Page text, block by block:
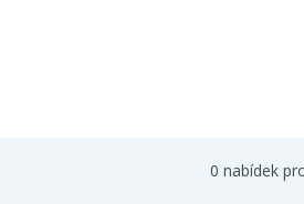
0 nabídek